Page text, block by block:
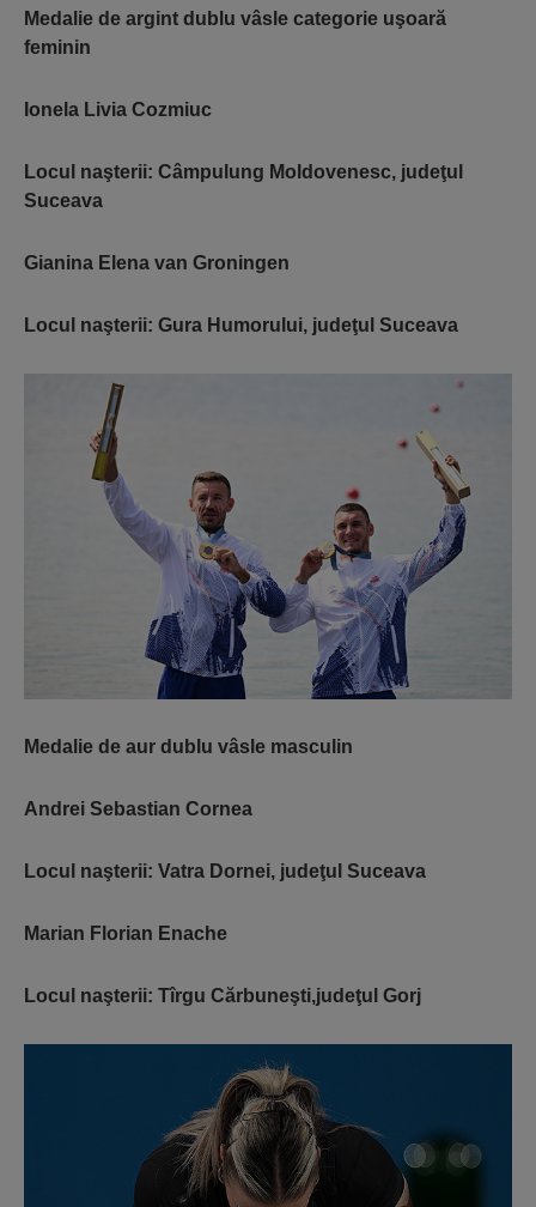
Medalie de argint dublu vâsle categorie uşoară
feminin
Ionela Livia Cozmiuc
Locul naşterii: Câmpulung Moldovenesc, judeţul
Suceava
Gianina Elena van Groningen
Locul naşterii: Gura Humorului, judeţul Suceava
Medalie de aur dublu vâsle masculin
Andrei Sebastian Cornea
Locul naşterii: Vatra Dornei, judeţul Suceava
Marian Florian Enache
Locul naşterii: Tîrgu Cărbuneşti,judeţul Gorj